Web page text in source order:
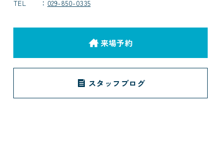
TEL 029-850-0335
来場予約
スタッフブログ